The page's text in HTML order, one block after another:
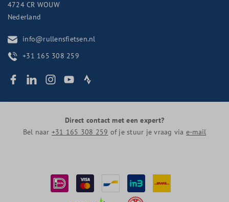
4724 CR WOUW
Nederland
info@rullensfietsen.nl
+31 165 308 259
Direct contact met een expert?
Bel naar +31 165 308 259 of je stuur je vraag via e-mail